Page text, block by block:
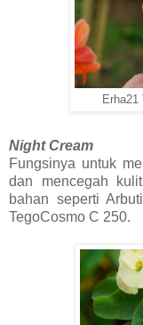
Erha21
Night Cream
Fungsinya untuk
dan mencegah
bahan seperti
TegoCosmo C 250.